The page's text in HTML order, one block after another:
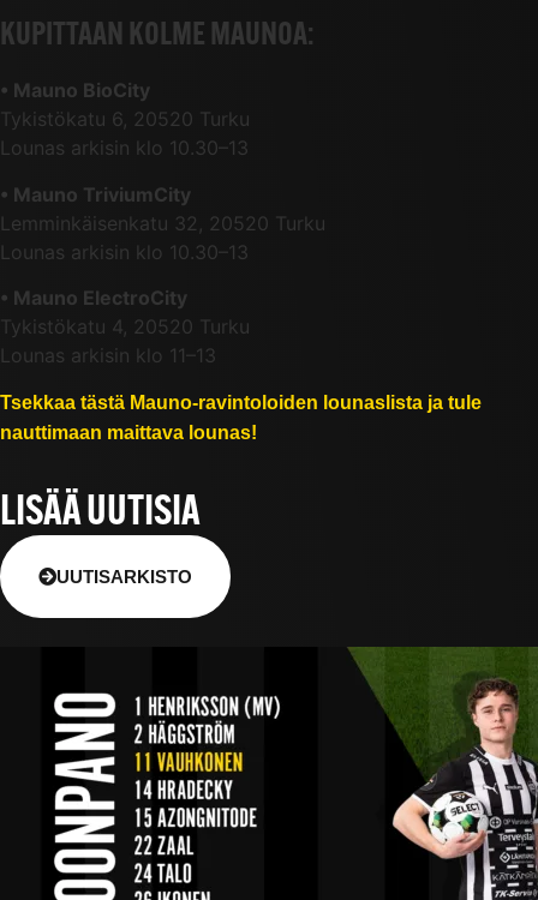
KUPITTAAN KOLME MAUNOA:
• Mauno BioCity
Tykistökatu 6, 20520 Turku
Lounas arkisin klo 10.30–13
• Mauno TriviumCity
Lemminkäisenkatu 32, 20520 Turku
Lounas arkisin klo 10.30–13
• Mauno ElectroCity
Tykistökatu 4, 20520 Turku
Lounas arkisin klo 11–13
Tsekkaa tästä Mauno-ravintoloiden lounaslista ja tule
nauttimaan maittava lounas!
LISÄÄ UUTISIA
UUTISARKISTO